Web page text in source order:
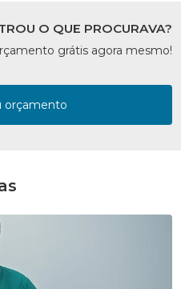
O QUE PROCURAVA?
grátis agora mesmo!
orçamento